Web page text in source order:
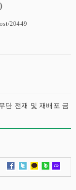
20449
단 전재 및 재배포 금